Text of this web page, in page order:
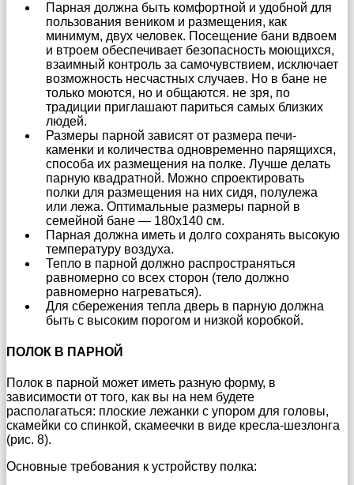
Парная должна быть комфортной и удобной для
пользования веником и размещения, как
минимум, двух человек. Посещение бани вдвоем
и втроем обеспечивает безопасность моющихся,
взаимный контроль за самочувствием, исключает
возможность несчастных случаев. Но в бане не
только моются, но и общаются. не зря, по
традиции приглашают париться самых близких
людей.
Размеры парной зависят от размера печи-
каменки и количества одновременно парящихся,
способа их размещения на полке. Лучше делать
парную квадратной. Можно спроектировать
полки для размещения на них сидя, полулежа
или лежа. Оптимальные размеры парной в
семейной бане — 180x140 см.
Парная должна иметь и долго сохранять высокую
температуру воздуха.
Тепло в парной должно распространяться
равномерно со всех сторон (тело должно
равномерно нагреваться).
Для сбережения тепла дверь в парную должна
быть с высоким порогом и низкой коробкой.
ПОЛОК В ПАРНОЙ
Полок в парной может иметь разную форму, в
зависимости от того, как вы на нем будете
располагаться: плоские лежанки с упором для головы,
скамейки со спинкой, скамеечки в виде кресла-шезлонга
(рис. 8).
Основные требования к устройству полка: